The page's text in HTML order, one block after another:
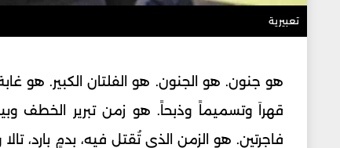
تعبيرية
هو جنون. هو الجنون. هو الفلتان الكبير. هو
قهراَ وتسميماً وذبحاً. هو زمن تبرير الخطف وبيع
فاجرتين. هو الزمن الذي تُقتل فيه، بدمٍ بارد،